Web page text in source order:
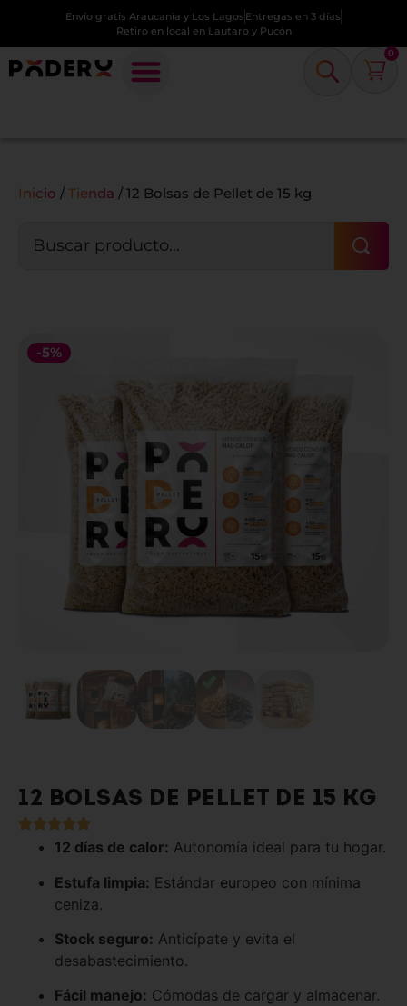
Envío gratis Araucanía y Los Lagos Entregas en 3 días
Retiro en local en Lautaro y Pucón
0
Inicio / Tienda / 12 Bolsas de Pellet de 15 kg
-5%
12 BOLSAS DE PELLET DE 15 KG
12 días de calor: Autonomía ideal para tu hogar.
Estufa limpia: Estándar europeo con mínima
ceniza.
Stock seguro: Anticípate y evita el
desabastecimiento.
Fácil manejo: Cómodas de cargar y almacenar.